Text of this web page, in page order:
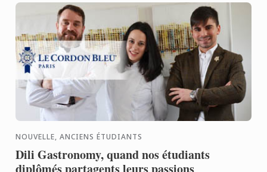
NOUVELLE, ANCIENS ÉTUDIANTS
Dili Gastronomy, quand nos étudiants